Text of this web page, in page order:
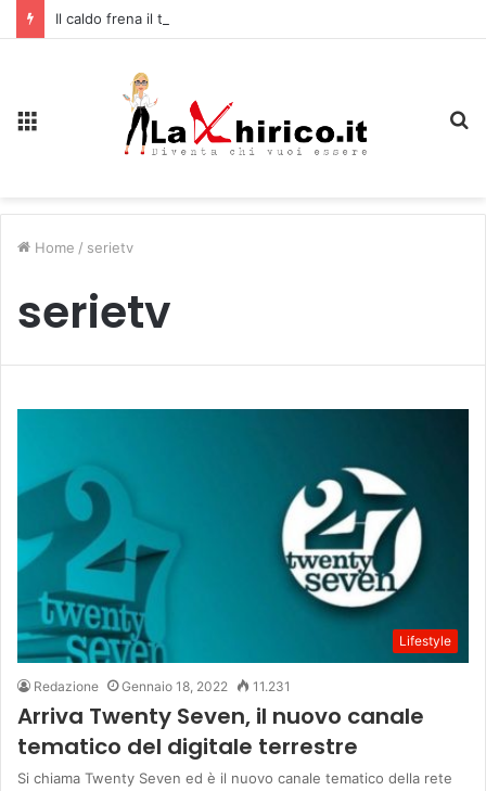
Home / serietv
serietv
Lifestyle
Redazione Gennaio 18, 2022 11.231
Arriva Twenty Seven, il nuovo canale
tematico del digitale terrestre
Si chiama Twenty Seven ed è il nuovo canale tematico della rete